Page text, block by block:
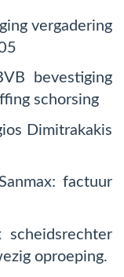
vergadering
schorsing
factuur
oproeping.